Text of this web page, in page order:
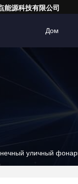
源科技有限公司
Дом
уличный